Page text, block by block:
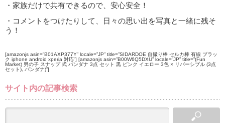
・家族だけで共有できるので、安心安全！
・コメントをつけたりして、日々の思い出を写真と一緒に残そ
う！
[amazonjs asin=”B01AXP377Y” locale=”JP” title=”SIDARDOE 自撮り棒 セルカ棒 有線 ブラッ
ク iphone android xperia 対応”] [amazonjs asin=”B00W6Q5DXU” locale=”JP” title=”(Fun
Market) 男の子 スナップ 式 バンダナ 3点 セット 黒 ピンク イエロー 3色 × リバーシブル (3点
セット), バンダナ)”]
サイト内の記事検索